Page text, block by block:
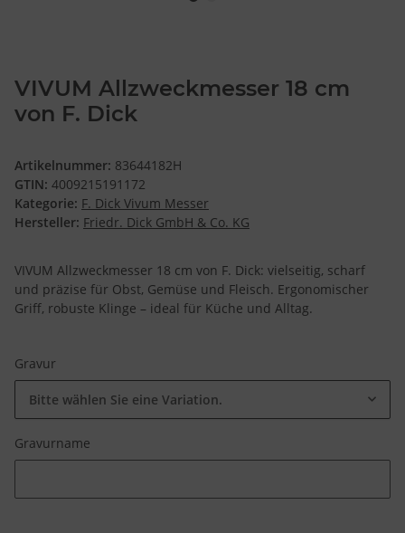
VIVUM Allzweckmesser 18 cm
von F. Dick
Artikelnummer: 83644182H
GTIN: 4009215191172
Kategorie: F. Dick Vivum Messer
Hersteller: Friedr. Dick GmbH & Co. KG
VIVUM Allzweckmesser 18 cm von F. Dick: vielseitig, scharf
und präzise für Obst, Gemüse und Fleisch. Ergonomischer
Griff, robuste Klinge – ideal für Küche und Alltag.
Gravur
Bitte wählen Sie eine Variation.
Gravurname